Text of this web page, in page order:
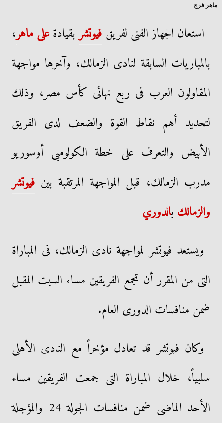
ماهر فرج
استعان الجهاز الفنى لفريق فيوتشربقيادةعلى ماهر،
بالمباريات السابقة لنادى الزمالك، وآخرها مواجهة
المقاولون العرب فى ربع نهائى كأس مصر، وذلك
لتحديد أهم نقاط القوة والضعف لدى الفريق
الأبيض والتعرف على خطة الكولومبى أوسوريو
مدرب الزمالك، قبل المواجهة المرتقبة بين فيوتشر
والزمالك بالدوري
ويستعد فيوتشر لمواجهة نادى الزمالك، فى المباراة
التى من المقرر أن تجمع الفريقين مساء السبت المقبل
ضمن منافسات الدورى العام.
وكان فيوتشر قد تعادل مؤخراً مع النادى الأهلى
سلبياً، خلال المباراة التى جمعت الفريقين مساء
الأحد الماضى ضمن منافسات الجولة 24 والمؤجلة